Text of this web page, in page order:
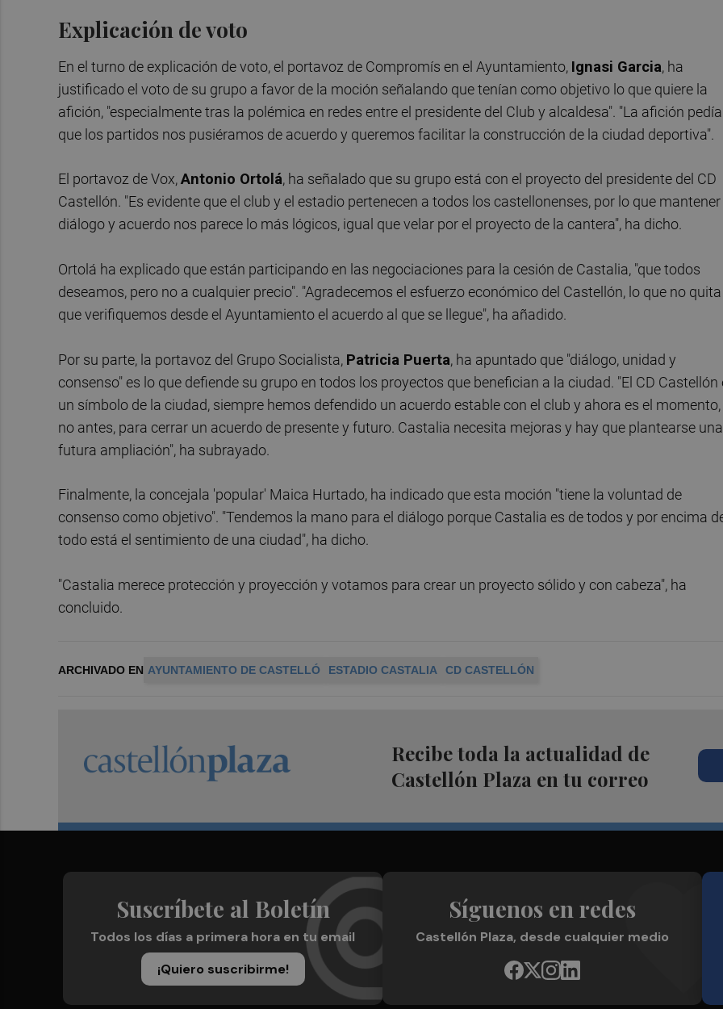
Explicación de voto
En el turno de explicación de voto, el portavoz de Compromís en el Ayuntamiento, Ignasi Garcia, ha
justificado el voto de su grupo a favor de la moción señalando que tenían como objetivo lo que quiere la
afición, "especialmente tras la polémica en redes entre el presidente del Club y alcaldesa". "La afición pedía
que los partidos nos pusiéramos de acuerdo y queremos facilitar la construcción de la ciudad deportiva".
El portavoz de Vox,Antonio Ortolá, ha señalado que su grupo está con el proyecto del presidente del CD
Castellón. "Es evidente que el club y el estadio pertenecen a todos los castellonenses, por lo que mantener
diálogo y acuerdo nos parece lo más lógicos, igual que velar por el proyecto de la cantera", ha dicho.
Ortolá ha explicado que están participando en las negociaciones para la cesión de Castalia, "que todos
deseamos, pero no a cualquier precio". "Agradecemos el esfuerzo económico del Castellón, lo que no quita
que verifiquemos desde el Ayuntamiento el acuerdo al que se llegue", ha añadido.
Por su parte, la portavoz del Grupo Socialista, Patricia Puerta, ha apuntado que "diálogo, unidad y
consenso" es lo que defiende su grupo en todos los proyectos que benefician a la ciudad. "El CD Castellón
un símbolo de la ciudad, siempre hemos defendido un acuerdo estable con el club y ahora es el momento,
no antes, para cerrar un acuerdo de presente y futuro. Castalia necesita mejoras y hay que plantearse una
futura ampliación", ha subrayado.
Finalmente, la concejala 'popular' Maica Hurtado, ha indicado que esta moción "tiene la voluntad de
consenso como objetivo". "Tendemos la mano para el diálogo porque Castalia es de todos y por encima
todo está el sentimiento de una ciudad", ha dicho.
"Castalia merece protección y proyección y votamos para crear un proyecto sólido y con cabeza", ha
concluido.
ARCHIVADO EN AYUNTAMIENTO DE CASTELLÓ ESTADIO CASTALIA CD CASTELLÓN
Recibe toda la actualidad de
Castellón Plaza en tu correo
Suscríbete al Boletín
Todos los días a primera hora en tu email
¡Quiero suscribirme!
Síguenos en redes
Castellón Plaza, desde cualquier medio